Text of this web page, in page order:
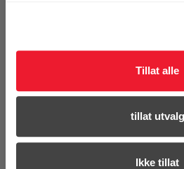
Tillat alle
tillat utvalg
Ikke tillat
Bits Hilti S-SY TX50
Klikk & Hent i Motek Oslo -